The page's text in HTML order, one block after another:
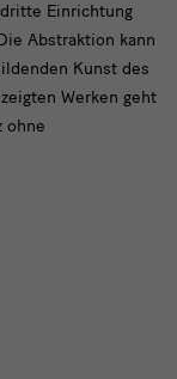
Einrichtung
Abstraktion kann
Kunst des
Werken geht
ohne